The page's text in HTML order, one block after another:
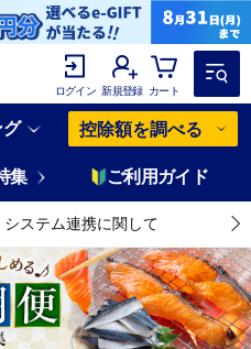
ログイン 新規登録 カート
グ 控除額を調べる
集 ご利用ガイド
システム連携に関して